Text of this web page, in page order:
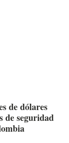
de dólares
de seguridad